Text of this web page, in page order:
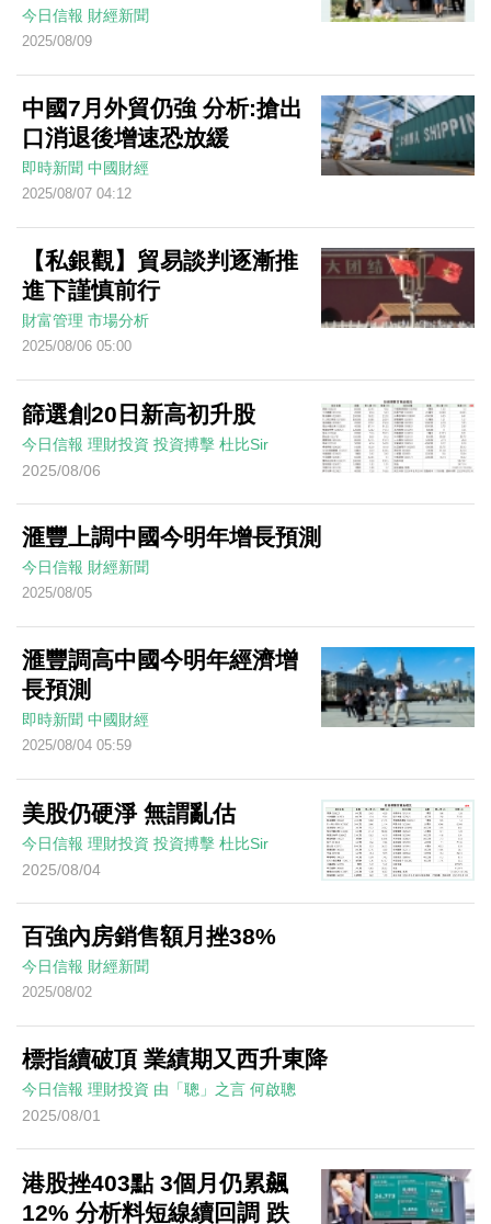
今日信報 財經新聞
2025/08/09
中國7月外貿仍強 分析:搶出
口消退後增速恐放緩
即時新聞 中國財經
2025/08/07 04:12
【私銀觀】貿易談判逐漸推
進下謹慎前行
財富管理 市場分析
2025/08/06 05:00
篩選創20日新高初升股
今日信報 理財投資 投資搏擊 杜比Sir
2025/08/06
滙豐上調中國今明年增長預測
今日信報 財經新聞
2025/08/05
滙豐調高中國今明年經濟增
長預測
即時新聞 中國財經
2025/08/04 05:59
美股仍硬淨 無謂亂估
今日信報 理財投資 投資搏擊 杜比Sir
2025/08/04
百強內房銷售額月挫38%
今日信報 財經新聞
2025/08/02
標指續破頂 業績期又西升東降
今日信報 理財投資 由「聰」之言 何啟聰
2025/08/01
港股挫403點 3個月仍累飆
12% 分析料短線續回調 跌